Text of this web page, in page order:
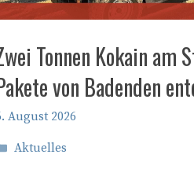
Tonnen Kokain am
von Badenden
August 2026
Kategorien
Aktuelles